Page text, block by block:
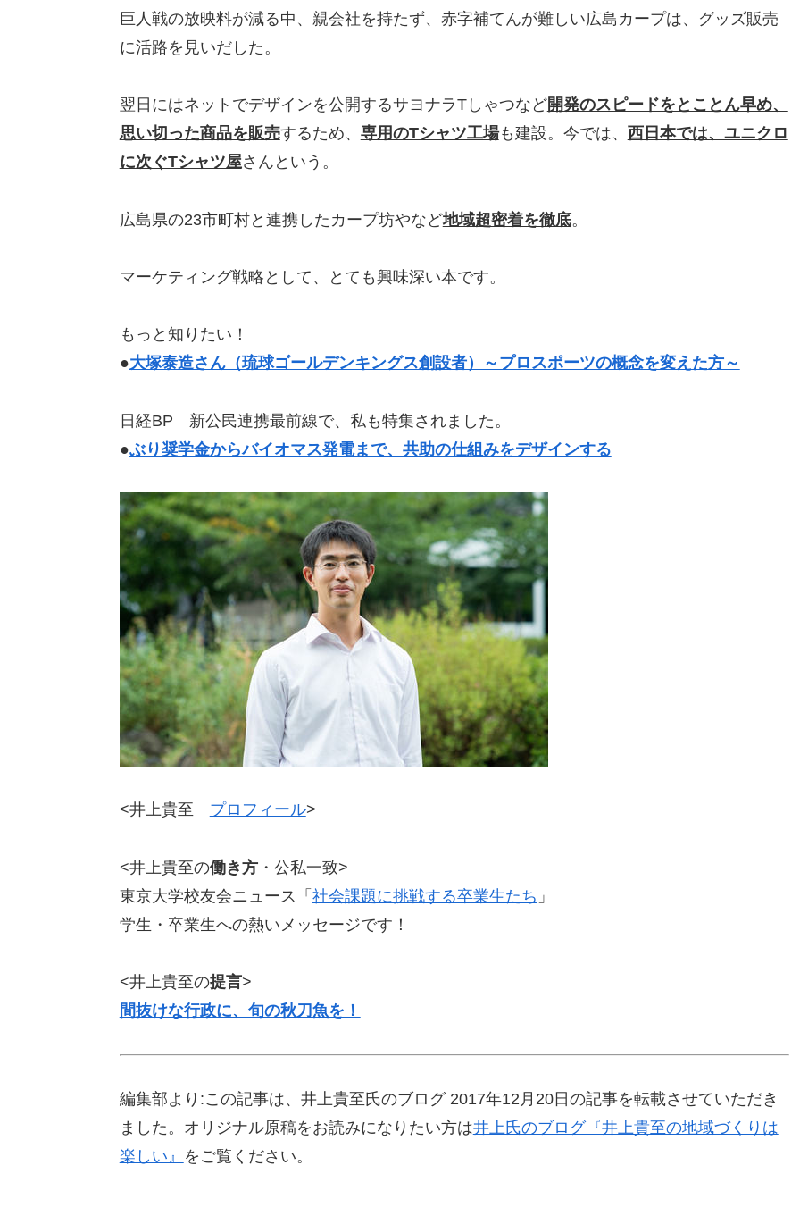
巨人戦の放映料が減る中、親会社を持たず、赤字補てんが難しい広島カープは、グッズ販売
に活路を見いだした。
翌日にはネットでデザインを公開するサヨナラTしゃつなど開発のスピードをとことん早め、
思い切った商品を販売するため、 専用のTシャツ工場も建設。今では、 西日本では、ユニクロ
に次ぐTシャツ屋さんという。
広島県の23市町村と連携したカープ坊やなど地域超密着を徹底。
マーケティング戦略として、とても興味深い本です。
もっと知りたい！
●大塚泰造さん（琉球ゴールデンキングス創設者）～プロスポーツの概念を変えた方～
日経BP 新公民連携最前線で、私も特集されました。
●ぶり奨学金からバイオマス発電まで、共助の仕組みをデザインする
<井上貴至 プロフィール>
<井上貴至の働き方・公私一致>
東京大学校友会ニュース「 社会課題に挑戦する卒業生たち 」
学生・卒業生への熱いメッセージです！
<井上貴至の提言>
間抜けな行政に、旬の秋刀魚を！
編集部より:この記事は、井上貴至氏のブログ 2017年12月20日の記事を転載させていただき
ました。オリジナル原稿をお読みになりたい方は井上氏のブログ『井上貴至の地域づくりは
楽しい』
をご覧ください。